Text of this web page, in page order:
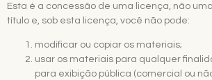
Esta é a concessão de uma licença, não
título e, sob esta licença, você não pode:
modificar ou copiar os materiais;
usar os materiais para qualquer
para exibição pública (comercial ou